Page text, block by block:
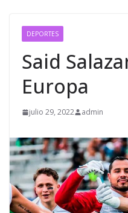
DEPORTES
Said
Europa
julio 29, 2022 admin